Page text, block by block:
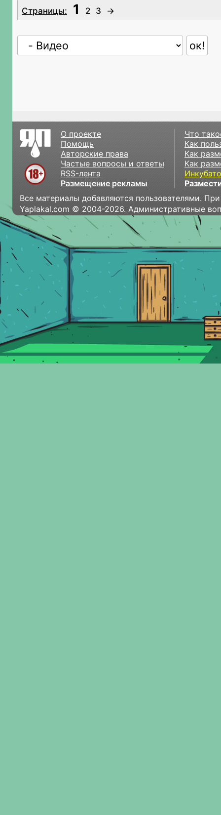
Страницы: 1 2 3 →
О проекте
Помощь
Авторские права
Частые вопросы и ответы
RSS-лента
Размещение рекламы
Что
Как
Как
Как
Все материалы добавляются пользователями.
Yaplakal.com © 2004-2026. Административные